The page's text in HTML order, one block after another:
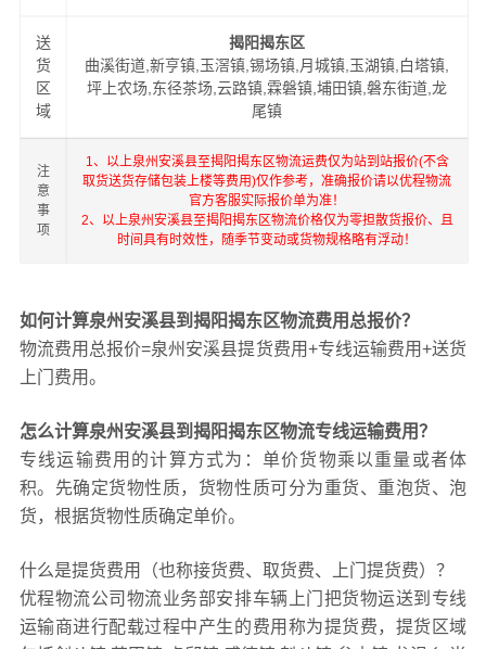
送
货
区
域
揭阳揭东区
曲溪街道,新亨镇,玉滘镇,锡场镇,月城镇,玉湖镇,白塔镇,
坪上农场,东径茶场,云路镇,霖磐镇,埔田镇,磐东街道,龙
尾镇
注
意
事
项
1、以上泉州安溪县至揭阳揭东区物流运费仅为站到站报价(不含
取货送货存储包装上楼等费用)仅作参考，准确报价请以优程物流
官方客服实际报价单为准！
2、以上泉州安溪县至揭阳揭东区物流价格仅为零担散货报价、且
时间具有时效性，随季节变动或货物规格略有浮动！
如何计算泉州安溪县到揭阳揭东区物流费用总报价？
物流费用总报价=泉州安溪县提货费用+专线运输费用+送货
上门费用。
怎么计算泉州安溪县到揭阳揭东区物流专线运输费用？
专线运输费用的计算方式为：单价货物乘以重量或者体
积。先确定货物性质，货物性质可分为重货、重泡货、泡
货，根据货物性质确定单价。
什么是提货费用（也称接货费、取货费、上门提货费）？
优程物流公司物流业务部安排车辆上门把货物运送到专线
运输商进行配载过程中产生的费用称为提货费，提货区域